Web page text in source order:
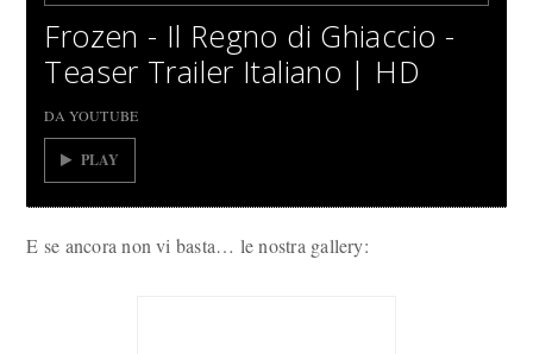
Frozen - Il Regno di Ghiaccio -
Teaser Trailer Italiano | HD
DA YOUTUBE
PLAY
E se ancora non vi basta… le nostra gallery: